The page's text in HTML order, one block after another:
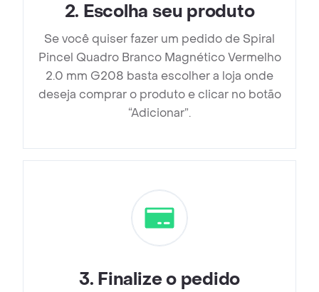
2. Escolha seu produto
Se você quiser fazer um pedido de Spiral
Pincel Quadro Branco Magnético Vermelho
2.0 mm G208 basta escolher a loja onde
deseja comprar o produto e clicar no botão
“Adicionar”.
3. Finalize o pedido